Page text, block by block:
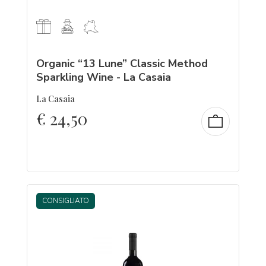
Organic “13 Lune” Classic Method
Sparkling Wine - La Casaia
La Casaia
€ 24,50
CONSIGLIATO